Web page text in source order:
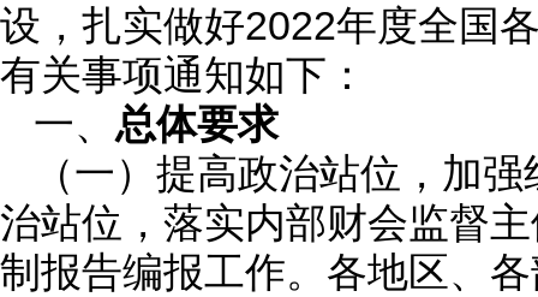
设，扎实做好2022年度全国
有关事项通知如下：
一、 总体要求
（一） 提高政治站位，加
治站位，落实内部财会监督
制报告编报工作。各地区、